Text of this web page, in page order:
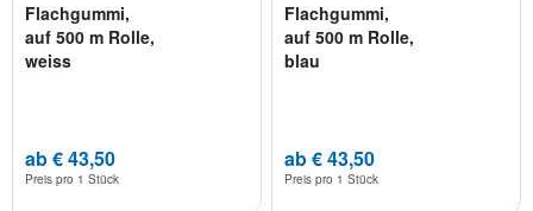
Flachgummi,
auf 500 m Rolle,
weiss
ab € 43,50
Preis pro 1 Stück
Flachgummi,
auf 500 m Rolle,
blau
ab € 43,50
Preis pro 1 Stück